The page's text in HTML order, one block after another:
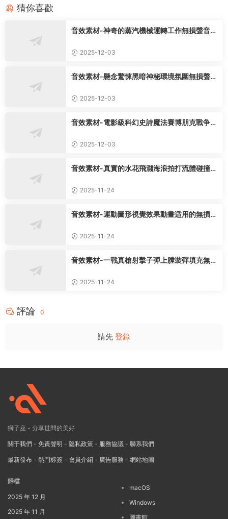
猜你喜歡
音效素材-神奇的蒸汽機械運轉工作無損聲音特
2025-12-03
音效素材-懸念驚悚黑暗神秘環境氛圍無損聲音
2025-12-03
音效素材-電影級科幻史詩魔法賽博朋克戰争格
2025-12-03
音效素材-真實的水花飛濺海浪拍打流體碰撞無
2025-11-24
音效素材-運動圖形視覺效果動畫适用的無損音
2025-11-24
音效素材-一戰真槍射擊子彈上膛裝彈填充無損
2025-11-24
評論 0
請先 登錄
獅子座 - 分享世間的美好
關于我們 - 免責聲明 - 隐私政策 - 服務協議 - 聯系我們
最新發布 - 熱門标簽 - 會員介紹 - 廣告服務 - 網站地圖
歸檔
2025 年 12 月
2025 年 11 月
macOS
Windows
圖書館